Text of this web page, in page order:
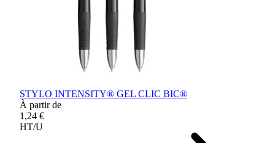
STYLO INTENSITY® GEL CLIC BIC®
À partir de
1,24 €
HT/U